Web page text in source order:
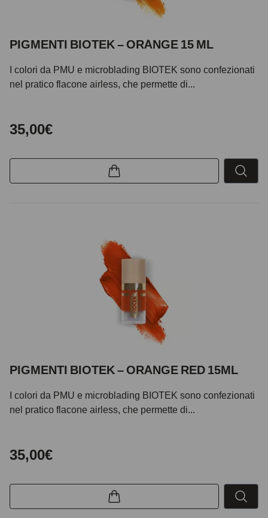
PIGMENTI BIOTEK – ORANGE 15 ML
I colori da PMU e microblading BIOTEK sono confezionati
nel pratico flacone airless, che permette di...
35,00€
PIGMENTI BIOTEK – ORANGE RED 15ML
I colori da PMU e microblading BIOTEK sono confezionati
nel pratico flacone airless, che permette di...
35,00€